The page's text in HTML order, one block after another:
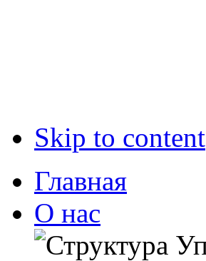
Skip to content
Главная
О нас